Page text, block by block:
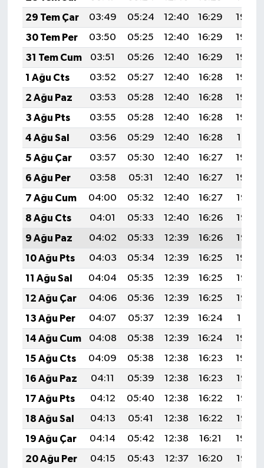
29 Tem Çar
03:49 05:24 12:40 16:29
19:46
30 Tem Per
03:50 05:25 12:40 16:29
19:46
31 Tem Cum
03:51 05:26 12:40 16:29
19:45
1 Ağu Cts
03:52 05:27 12:40 16:28
19:44
2 Ağu Paz
03:53 05:28 12:40 16:28
19:43
3 Ağu Pts
03:55 05:28 12:40 16:28
19:42
4 Ağu Sal
03:56 05:29 12:40 16:28
19:41
5 Ağu Çar
03:57 05:30 12:40 16:27
19:40
6 Ağu Per
03:58 05:31 12:40 16:27
19:39
7 Ağu Cum
04:00 05:32 12:40 16:27
19:38
8 Ağu Cts
04:01 05:33 12:40 16:26
19:37
9 Ağu Paz
04:02 05:33 12:39 16:26
19:36
10 Ağu Pts
04:03 05:34 12:39 16:25
19:34
11 Ağu Sal
04:04 05:35 12:39 16:25
19:33
12 Ağu Çar
04:06 05:36 12:39 16:25
19:32
13 Ağu Per
04:07 05:37 12:39 16:24
19:31
14 Ağu Cum
04:08 05:38 12:39 16:24
19:30
15 Ağu Cts
04:09 05:38 12:38 16:23
19:29
16 Ağu Paz
04:11 05:39 12:38 16:23
19:27
17 Ağu Pts
04:12 05:40 12:38 16:22
19:26
18 Ağu Sal
04:13 05:41 12:38 16:22
19:25
19 Ağu Çar
04:14 05:42 12:38 16:21
19:24
20 Ağu Per
04:15 05:43 12:37 16:20
19:22